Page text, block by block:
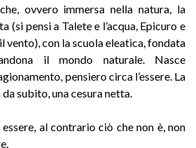
ovvero immersa nella natura, la
(si pensi a Talete e l’acqua, Epicuro e
vento), con la scuola eleatica, fondata
il mondo naturale. Nasce
pensiero circa l’essere. La
subito, una cesura netta.
al contrario ciò che non è, non